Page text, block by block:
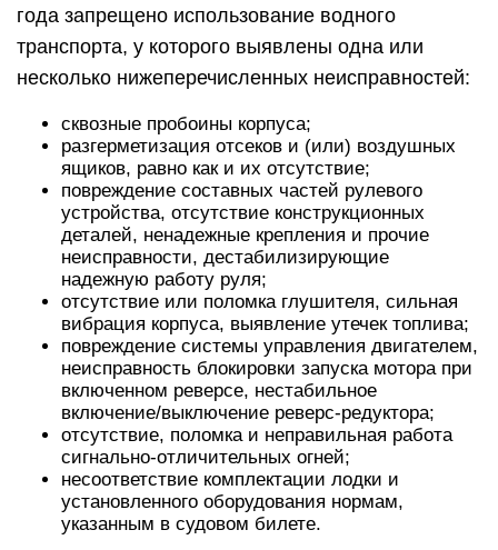
года запрещено использование водного
транспорта, у которого выявлены одна или
несколько нижеперечисленных неисправностей:
сквозные пробоины корпуса;
разгерметизация отсеков и (или) воздушных
ящиков, равно как и их отсутствие;
повреждение составных частей рулевого
устройства, отсутствие конструкционных
деталей, ненадежные крепления и прочие
неисправности, дестабилизирующие
надежную работу руля;
отсутствие или поломка глушителя, сильная
вибрация корпуса, выявление утечек топлива;
повреждение системы управления двигателем,
неисправность блокировки запуска мотора при
включенном реверсе, нестабильное
включение/выключение реверс-редуктора;
отсутствие, поломка и неправильная работа
сигнально-отличительных огней;
несоответствие комплектации лодки и
установленного оборудования нормам,
указанным в судовом билете.